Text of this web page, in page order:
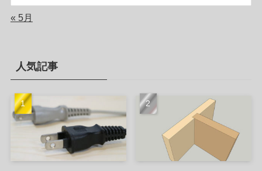
« 5月
人気記事